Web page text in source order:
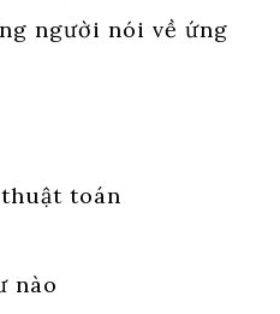
người nói về ứng
toán
nào